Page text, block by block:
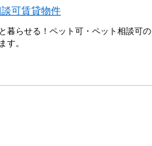
可賃貸物件
暮らせる！ペット可・ペット相談可の
す。